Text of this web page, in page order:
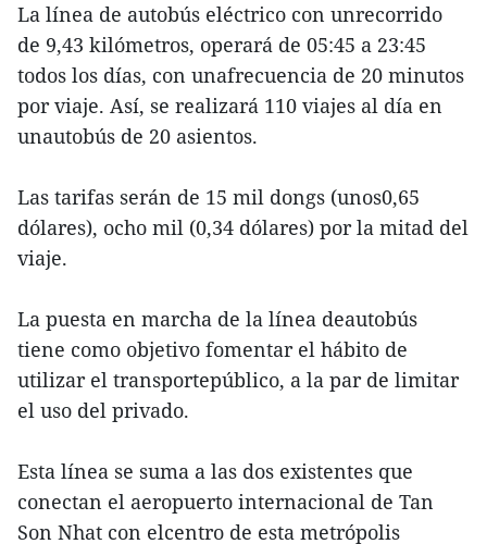
La línea de autobús eléctrico con unrecorrido
de 9,43 kilómetros, operará de 05:45 a 23:45
todos los días, con unafrecuencia de 20 minutos
por viaje. Así, se realizará 110 viajes al día en
unautobús de 20 asientos.
Las tarifas serán de 15 mil dongs (unos0,65
dólares), ocho mil (0,34 dólares) por la mitad del
viaje.
La puesta en marcha de la línea deautobús
tiene como objetivo fomentar el hábito de
utilizar el transportepúblico, a la par de limitar
el uso del privado.
Esta línea se suma a las dos existentes que
conectan el aeropuerto internacional de Tan
Son Nhat con elcentro de esta metrópolis